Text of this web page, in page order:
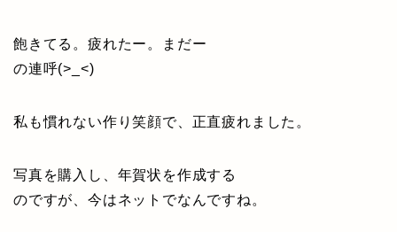
飽きてる。疲れたー。まだー
の連呼(>_<)
私も慣れない作り笑顔で、正直疲れました。
写真を購入し、年賀状を作成する
のですが、今はネットでなんですね。